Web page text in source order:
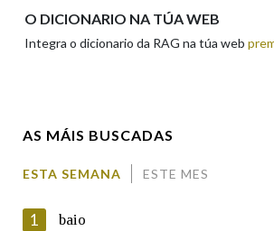
O DICIONARIO NA TÚA WEB
Integra o dicionario da RAG na túa web
AS MÁIS BUSCADAS
ESTA SEMANA ESTE MES
1 baio